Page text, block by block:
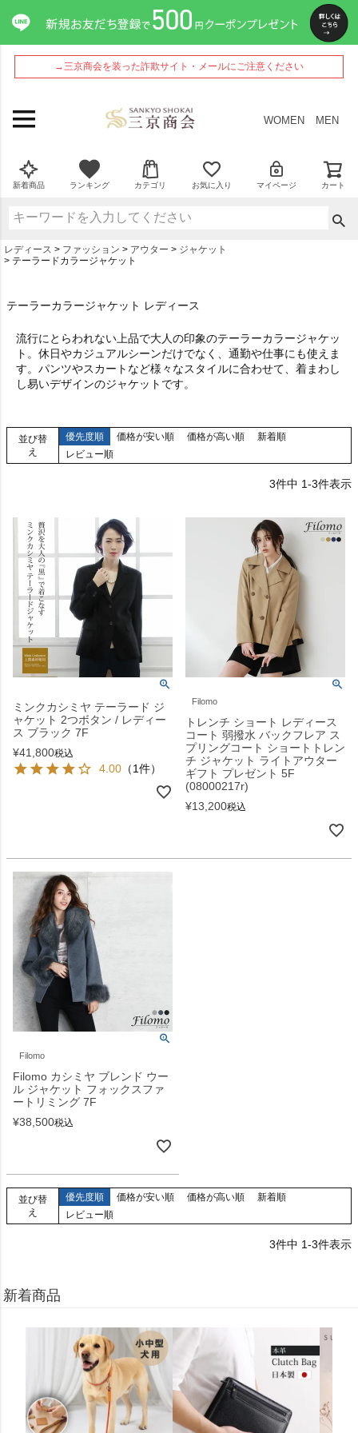
→三京商会を装った詐欺サイト・メールにご注意ください
WOMEN MEN
新着商品 ランキング カテゴリ お気に入り マイページ カート
レディース ファッション アウター
ジャケット
テーラードカラージャケット
テーラーカラージャケット レディース
流行にとらわれない上品で大人の印象のテーラーカラージャケッ
ト。休日やカジュアルシーンだけでなく、通勤や仕事にも使えま
す。パンツやスカートなど様々なスタイルに合わせて、着まわし
し易いデザインのジャケットです。
並び替
え
優先度順 価格が安い順 価格が高い順
新着順
レビュー順
3件中 1-3件表示
ミンクカシミヤ テーラード ジ
ャケット 2つボタン / レディー
ス ブラック 7F
¥41,800税込
4.00 （1件）
Filomo
トレンチ ショート レディース
コート 弱撥水 バックフレア ス
プリングコート ショートトレン
チ ジャケット ライトアウター
ギフト プレゼント 5F
(08000217r)
¥13,200税込
Filomo
Filomo カシミヤ ブレンド ウー
ル ジャケット フォックスファ
ートリミング 7F
¥38,500税込
並び替
え
優先度順 価格が安い順 価格が高い順
新着順
レビュー順
3件中 1-3件表示
新着商品